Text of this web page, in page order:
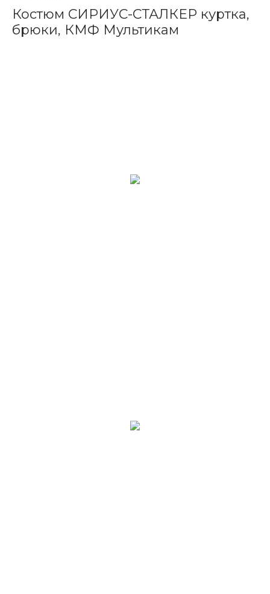
Костюм СИРИУС-СТАЛКЕР куртка,
брюки, КМФ Мультикам